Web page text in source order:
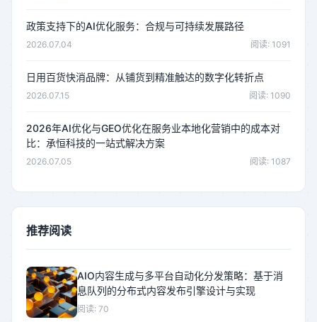
政策支持下的AI优化服务：合规与可持续发展路径
2026.07.04 阅读: 1091
日用百货快消品牌：从铺货到精准触达的数字化转折点
2026.07.15 阅读: 1090
2026年AI优化与GEO优化在服务业本地化营销中的成本对
比：承恒科技的一站式解决方案
2026.07.05 阅读: 1087
推荐阅读
AIO内容生成与多平台自动化分发策略：基于消
息队列的分布式内容发布引擎设计与实现
阅读: 70